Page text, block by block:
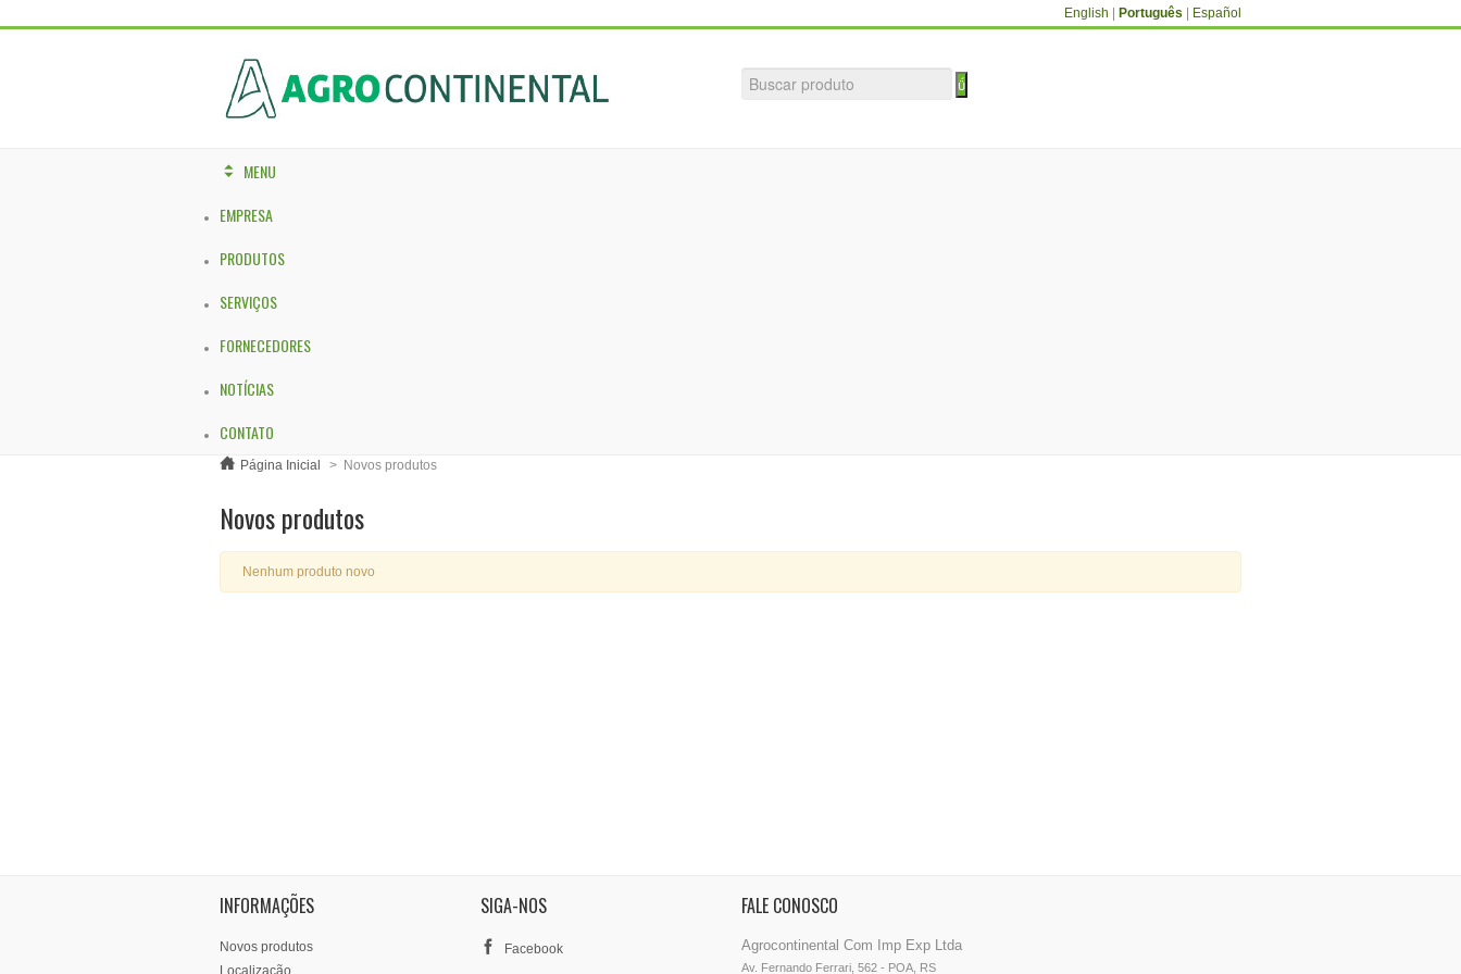
English Português Español
MENU
EMPRESA
PRODUTOS
SERVIÇOS
FORNECEDORES
NOTÍCIAS
CONTATO
Página Inicial > Novos produtos
Novos produtos
Nenhum produto novo
INFORMAÇÕES
Novos produtos
SIGA-NOS
Facebook
FALE CONOSCO
Agrocontinental Com Imp Exp Ltda
Av. Fernando Ferrari, 562 - POA, RS